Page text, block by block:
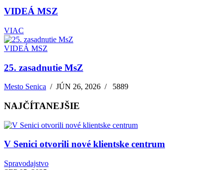
VIDEÁ MSZ
VIAC
VIDEÁ MSZ
25. zasadnutie MsZ
Mesto Senica /JÚN 26, 2026 / 5889
NAJČÍTANEJŠIE
V Senici otvorili nové klientske centrum
Spravodajstvo